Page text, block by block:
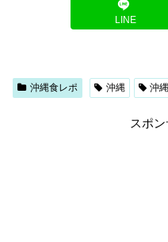
LINE
沖縄食レポ 沖縄 沖
スポ